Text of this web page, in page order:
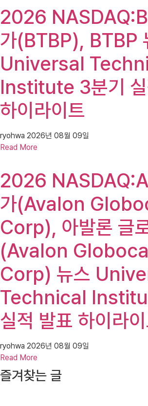
2026
가(BTBP), BTBP
Universal
Institute 3분기 실
하이라이트
ryohwa 2026년 08월 09일
Read More
2026
가(Avalon
Corp), 아발론 글
(Avalon
Corp) 뉴스
Technical
실적 발표 하이라
ryohwa 2026년 08월 09일
Read More
즐겨찾는 글